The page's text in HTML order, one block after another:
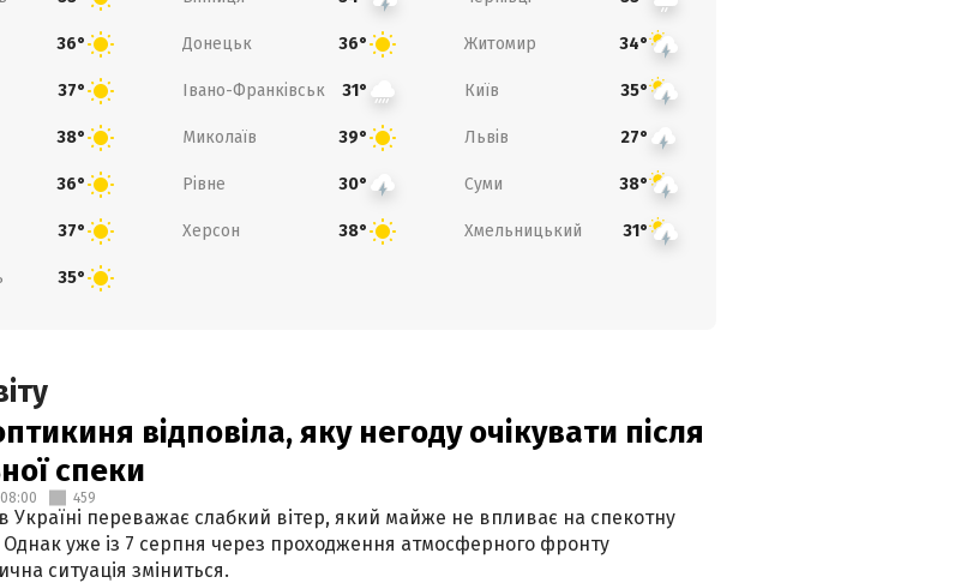
36° Донецьк 36° Житомир 34°
37° Івано-Франківськ 31° Київ 35°
38° Миколаїв 39° Львів 27°
36° Рівне 30° Суми 38°
37° Херсон 38° Хмельницький 31°
35°
відповіла, яку негоду очікувати після
спеки
08:00 459
Україні переважає слабкий вітер, який майже не впливає на спекотну
Однак уже із 7 серпня через проходження атмосферного фронту
ситуація зміниться.